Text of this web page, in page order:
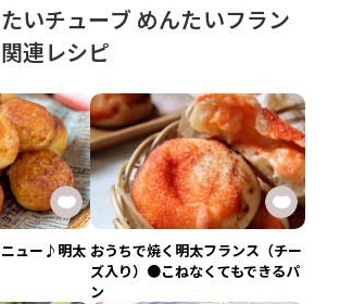
たいチューブ めんたいフラン
連レシピ
ニュー♪明太 おうちで焼く明太フランス（チー
ズ入り）●こねなくてもできるパ
ン